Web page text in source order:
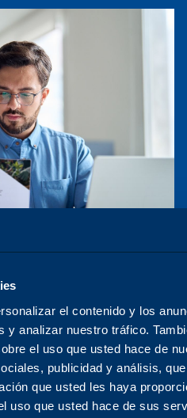
el contenido y los
y analizar nuestro tráfico.
el uso que usted hace de
publicidad y análisis,
que usted les haya
uso que usted hace de sus
Y
de datos, vídeos,